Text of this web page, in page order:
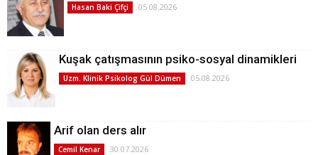
Hasan Baki Çifçi 05.08.2026
Kuşak çatışmasının psiko-sosyal dinamikleri
Uzm. Klinik Psikolog Gül Dümen 05.08.2026
Arif olan ders alır
Cemil Kenar 30.07.2026